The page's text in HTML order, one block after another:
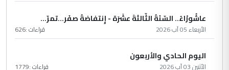
عاشُورْاءُ.. السّنَةُ الثّالثةَ عشَرَة - إِنتفاضةُ صفَر…تمرّ...
الأربعاء 05 آب 2026 قراءات :626
اليوم الحادي والأربعون
الأثنين 03 آب 2026 قراءات :1779